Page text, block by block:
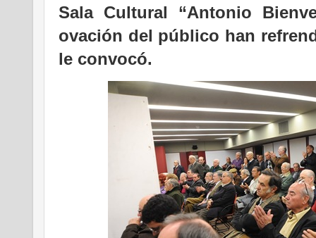
Sala Cultural “Antonio
ovación del público han
le convocó.